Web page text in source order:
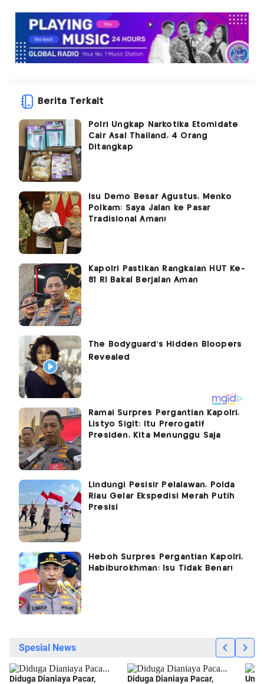
Berita Terkait
Polri Ungkap Narkotika Etomidate
Cair Asal Thailand, 4 Orang
Ditangkap
Isu Demo Besar Agustus, Menko
Polkam: Saya Jalan ke Pasar
Tradisional Aman!
Kapolri Pastikan Rangkaian HUT Ke-
81 RI Bakal Berjalan Aman
Ramai Surpres Pergantian Kapolri,
Listyo Sigit: Itu Prerogatif
Presiden, Kita Menunggu Saja
Lindungi Pesisir Pelalawan, Polda
Riau Gelar Ekspedisi Merah Putih
Presisi
Heboh Surpres Pergantian Kapolri,
Habiburokhman: Isu Tidak Benar!